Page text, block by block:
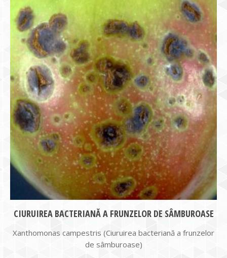
CIURUIREA BACTERIANĂ A FRUNZELOR DE SÂMBUROASE
Xanthomonas campestris (Ciuruirea bacteriană a frunzelor
de sâmburoase)